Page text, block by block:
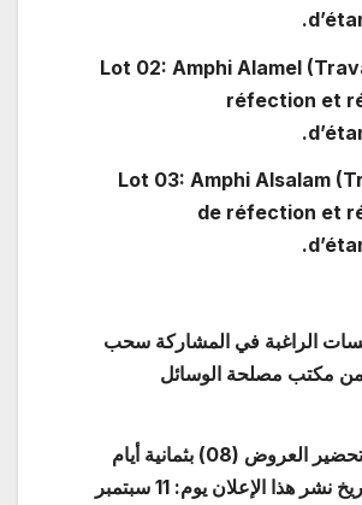
– Lot 02: Amphi Alamel
réfection et
– Lot 03: Amphi Alsalam
de réfection et
الراغبة في المشاركة سحب
من مكتب مصلحة الوسائل
– حدد أجل تحضير العروض (08) بثمانية أيام
ابتداء من تاريخ نشر هذا الإعلان يوم: 11 سبتمبر